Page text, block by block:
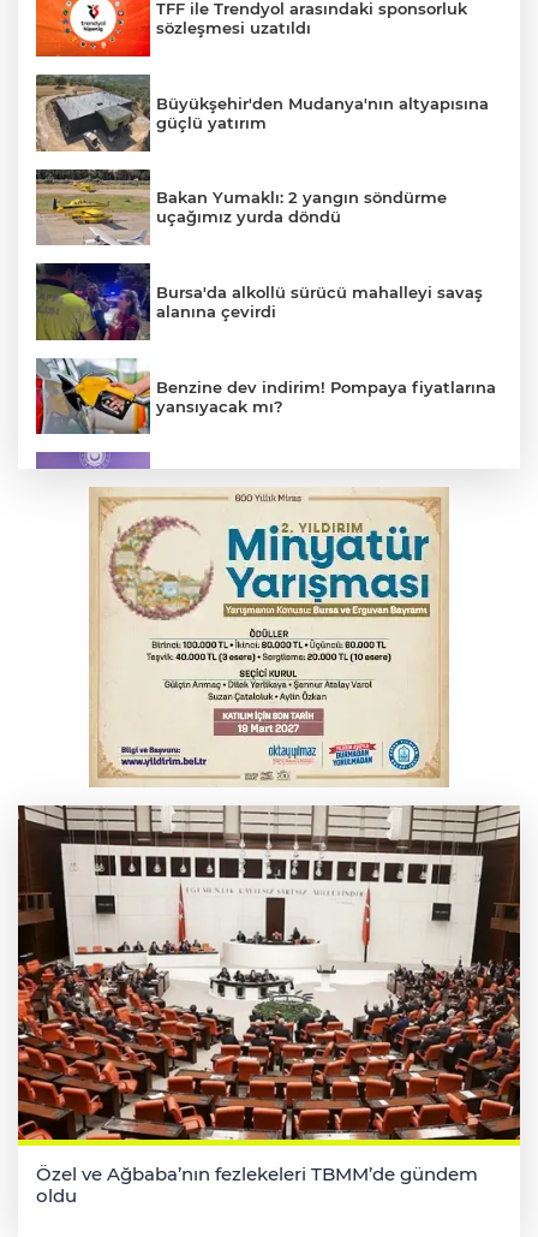
TFF ile Trendyol arasındaki sponsorluk
sözleşmesi uzatıldı
Büyükşehir'den Mudanya'nın altyapısına
güçlü yatırım
Bakan Yumaklı: 2 yangın söndürme
uçağımız yurda döndü
Bursa'da alkollü sürücü mahalleyi savaş
alanına çevirdi
Benzine dev indirim! Pompaya fiyatlarına
yansıyacak mı?
milletimize hayırlı olsun
Serbest piyasada döviz fiyatları
Osmangazi’de kaldırım işgaline geçit yok
Serbest piyasada altın fiyatları...
Özel ve Ağbaba’nın fezlekeleri TBMM’de gündem
oldu